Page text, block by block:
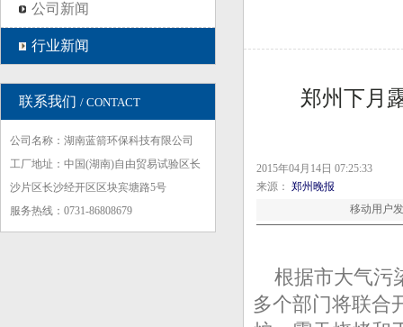
公司新闻
行业新闻
联系我们 / CONTACT
公司名称：湖南蓝箭环保科技有限公司
工厂地址：中国(湖南)自由贸易试验区长
沙片区长沙经开区区块宾塘路5号
服务热线：0731-86808679
郑州下月
2015年04月14日 07:25:33
来源： 郑州晚报
移动用户
根据市大气污
多个部门将联合